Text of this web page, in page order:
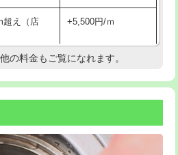
埋め戻し作
11,000円
・HI）使
鋼管・銅
まで)
44,000円
え（店
+5,500円/ｍ
現地調査
え +3,300円
の料金もご覧になれます。